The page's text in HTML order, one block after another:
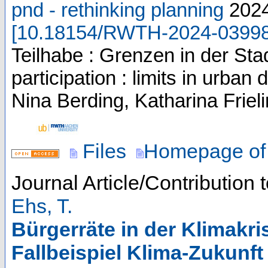
pnd - rethinking planning
[10.18154/RWTH-2024-
Teilhabe : Grenzen in der
participation : limits in urban
Nina Berding, Katharina
Files
Homepage
Journal Article/Contribution
Ehs, T.
Bürgerräte in der
Fallbeispiel Klima-